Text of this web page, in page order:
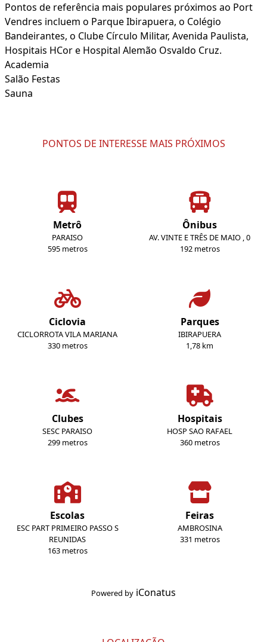
Pontos de referência mais populares próximos ao Port
Vendres incluem o Parque Ibirapuera, o Colégio
Bandeirantes, o Clube Círculo Militar, Avenida Paulista,
Hospitais HCor e Hospital Alemão Osvaldo Cruz.
Academia
Salão Festas
Sauna
PONTOS DE INTERESSE MAIS PRÓXIMOS
Metrô
PARAISO
595 metros
Ônibus
AV. VINTE E TRÊS DE MAIO , 0
192 metros
Ciclovia
CICLORROTA VILA MARIANA
330 metros
Parques
IBIRAPUERA
1,78 km
Clubes
SESC PARAISO
299 metros
Hospitais
HOSP SAO RAFAEL
360 metros
Escolas
ESC PART PRIMEIRO PASSO S
REUNIDAS
163 metros
Feiras
AMBROSINA
331 metros
Powered by iConatus